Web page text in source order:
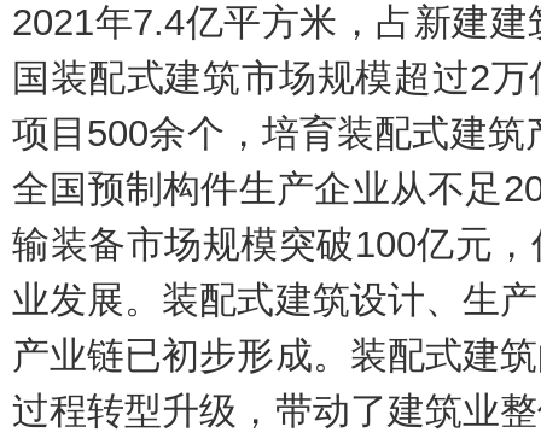
2021年7.4亿平方米，占新建
国装配式建筑市场规模超过2
项目500余个，培育装配式建筑
全国预制构件生产企业从不足
输装备市场规模突破100亿元
业发展。装配式建筑设计、生
产业链已初步形成。装配式建
过程转型升级，带动了建筑业